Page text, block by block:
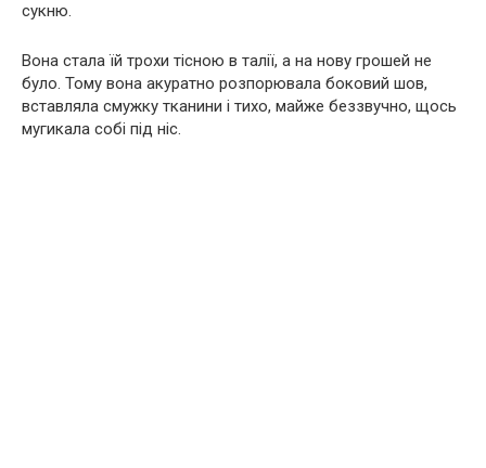
сукню.
Вона стала їй трохи тісною в талії, а на нову грошей не
було. Тому вона акуратно розпорювала боковий шов,
вставляла смужку тканини і тихо, майже беззвучно, щось
мугикала собі під ніс.